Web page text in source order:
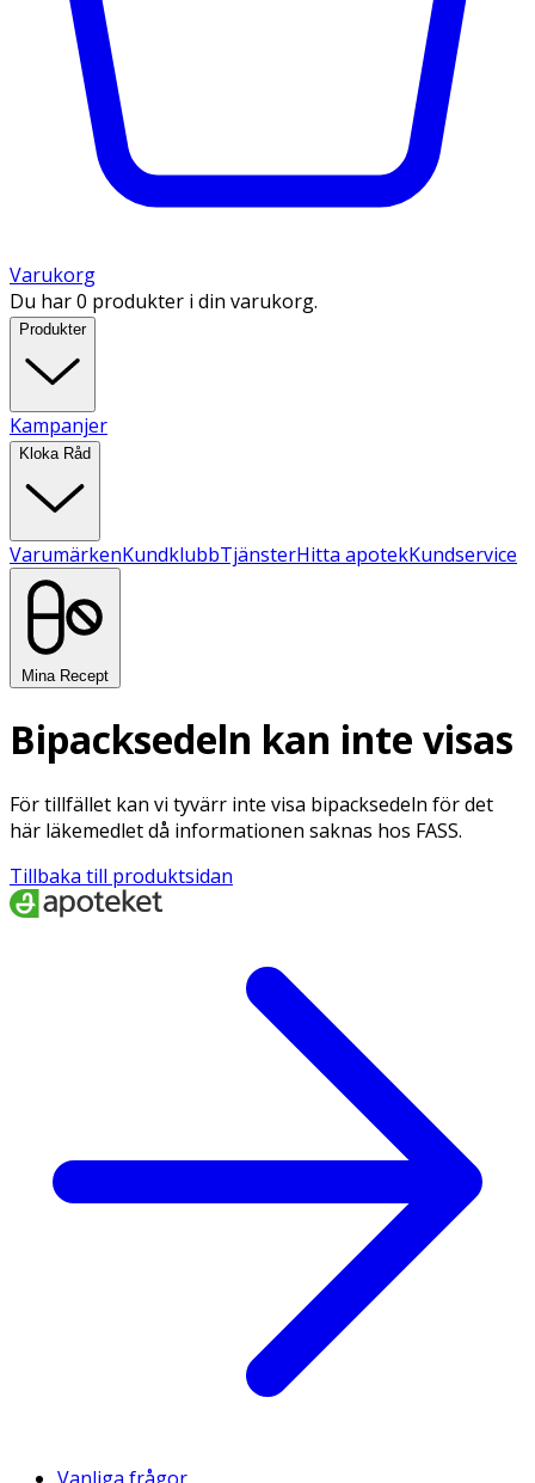
Varukorg
Du har 0 produkter i din varukorg.
Produkter
Kampanjer
Kloka Råd
VarumärkenKundklubbTjänsterHitta apotekKundservice
Mina Recept
Bipacksedeln kan inte visas
För tillfället kan vi tyvärr inte visa bipacksedeln för det
här läkemedlet då informationen saknas hos FASS.
Tillbaka till produktsidan